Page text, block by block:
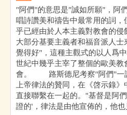
"阿們"的意思是"誠如所願"，阿
唱詩讚美和禱告中最常用的詞，
乎已經由於人本主義對教會的
大部分基要主義者和福音派人
覺得好"，這種主觀式的以人爲
世紀中幾乎主宰了整個的歐美教
會。 路斯德尼考察"阿們"一
上帝律法的贊同，在《啓示錄
直接聯繫在一起的。"基督是阿
證的'，律法是由他宣佈的，他也